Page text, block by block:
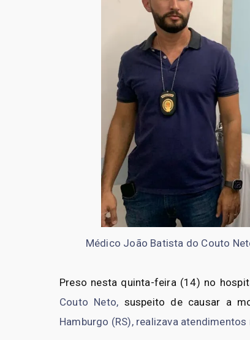
Médico João Batista do Couto
Preso nesta quinta-feira (14) no
Couto Neto, suspeito de causar a
Hamburgo (RS), realizava